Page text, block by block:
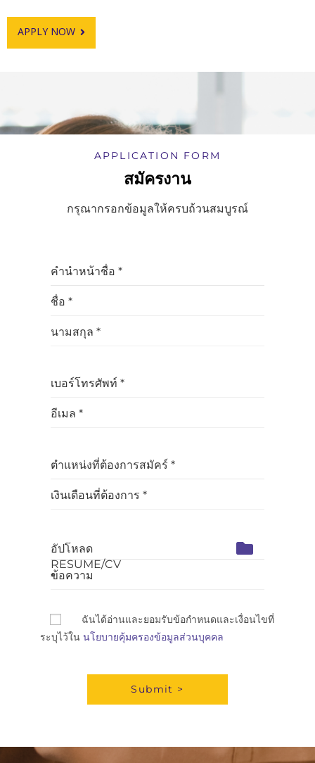
APPLY NOW
APPLICATION FORM
สมัครงาน
กรุณากรอกข้อมูลให้ครบถ้วนสมบูรณ์
คำนำหน้าชื่อ *
ชื่อ *
นามสกุล *
เบอร์โทรศัพท์ *
อีเมล *
ตำแหน่งที่ต้องการสมัคร์ *
เงินเดือนที่ต้องการ *
ข้อความ
ฉันได้อ่านและยอมรับข้อกำหนดและเงื่อนไขที่
ระบุไว้ในนโยบายคุ้มครองข้อมูลส่วนบุคคล